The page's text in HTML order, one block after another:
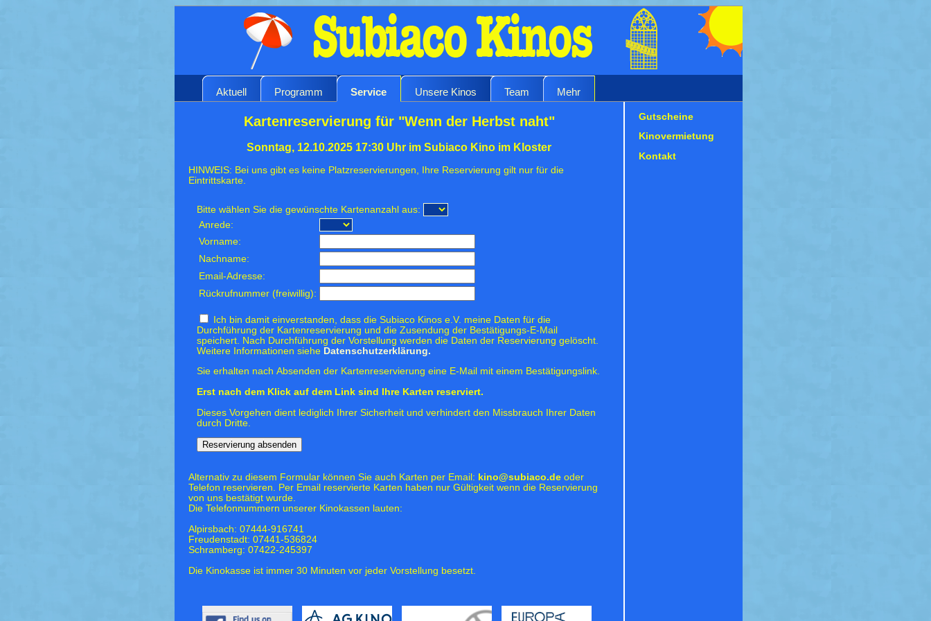
Aktuell Programm Service Unsere Kinos Team Mehr
Kartenreservierung für "Wenn der Herbst naht"
Sonntag, 12.10.2025 17:30 Uhr im Subiaco Kino im Kloster
HINWEIS: Bei uns gibt es keine Platzreservierungen, Ihre Reservierung gilt nur für die
Eintrittskarte.
Bitte wählen Sie die gewünschte Kartenanzahl aus:
Anrede:
Vorname:
Nachname:
Email-Adresse:
Rückrufnummer (freiwillig):
Ich bin damit einverstanden, dass die Subiaco Kinos e.V. meine Daten für die
Durchführung der Kartenreservierung und die Zusendung der Bestätigungs-E-Mail
speichert. Nach Durchführung der Vorstellung werden die Daten der Reservierung gelöscht.
Weitere Informationen siehe Datenschutzerklärung.
Sie erhalten nach Absenden der Kartenreservierung eine E-Mail mit einem Bestätigungslink.
Erst nach dem Klick auf dem Link sind Ihre Karten reserviert.
Dieses Vorgehen dient lediglich Ihrer Sicherheit und verhindert den Missbrauch Ihrer Daten
durch Dritte.
Alternativ zu diesem Formular können Sie auch Karten per Email: kino@subiaco.de oder
Telefon reservieren. Per Email reservierte Karten haben nur Gültigkeit wenn die Reservierung
von uns bestätigt wurde.
Die Telefonnummern unserer Kinokassen lauten:
Alpirsbach: 07444-916741
Freudenstadt: 07441-536824
Schramberg: 07422-245397
Die Kinokasse ist immer 30 Minuten vor jeder Vorstellung besetzt.
Gutscheine
Kinovermietung
Kontakt